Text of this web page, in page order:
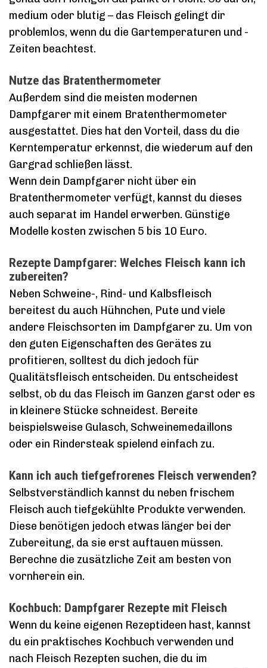
medium oder blutig – das Fleisch gelingt dir
problemlos, wenn du die Gartemperaturen und -
Zeiten beachtest.
Nutze das Bratenthermometer
Außerdem sind die meisten modernen
Dampfgarer mit einem Bratenthermometer
ausgestattet. Dies hat den Vorteil, dass du die
Kerntemperatur erkennst, die wiederum auf den
Gargrad schließen lässt.
Wenn dein Dampfgarer nicht über ein
Bratenthermometer verfügt, kannst du dieses
auch separat im Handel erwerben. Günstige
Modelle kosten zwischen 5 bis 10 Euro.
Rezepte Dampfgarer: Welches Fleisch kann ich
zubereiten?
Neben Schweine-, Rind- und Kalbsfleisch
bereitest du auch Hühnchen, Pute und viele
andere Fleischsorten im Dampfgarer zu. Um von
den guten Eigenschaften des Gerätes zu
profitieren, solltest du dich jedoch für
Qualitätsfleisch entscheiden. Du entscheidest
selbst, ob du das Fleisch im Ganzen garst oder es
in kleinere Stücke schneidest. Bereite
beispielsweise Gulasch, Schweinemedaillons
oder ein Rindersteak spielend einfach zu.
Kann ich auch tiefgefrorenes Fleisch verwenden?
Selbstverständlich kannst du neben frischem
Fleisch auch tiefgekühlte Produkte verwenden.
Diese benötigen jedoch etwas länger bei der
Zubereitung, da sie erst auftauen müssen.
Berechne die zusätzliche Zeit am besten von
vornherein ein.
Kochbuch: Dampfgarer Rezepte mit Fleisch
Wenn du keine eigenen Rezeptideen hast, kannst
du ein praktisches Kochbuch verwenden und
nach Fleisch Rezepten suchen, die du im